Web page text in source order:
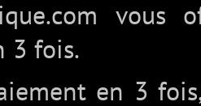
vous
3 fois.
en 3